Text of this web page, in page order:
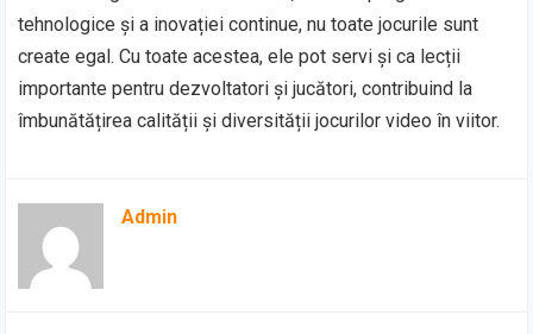
tehnologice și a inovației continue, nu toate jocurile sunt
create egal. Cu toate acestea, ele pot servi și ca lecții
importante pentru dezvoltatori și jucători, contribuind la
îmbunătățirea calității și diversității jocurilor video în viitor.
Admin